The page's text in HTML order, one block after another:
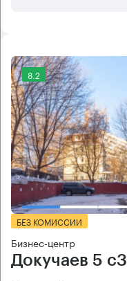
8.2
БЕЗ КОМИССИИ
Бизнес-центр
Докучаев 5 с3